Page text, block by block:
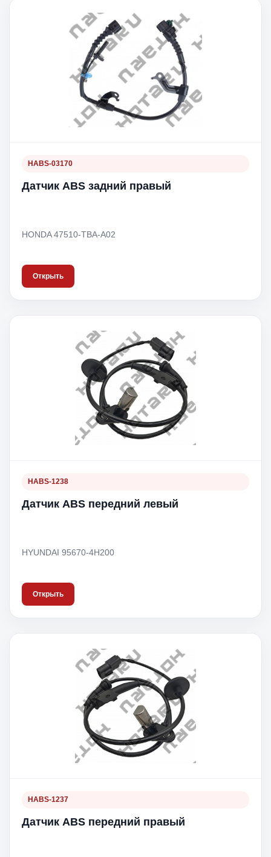
HABS-03170
Датчик ABS задний правый
HONDA 47510-TBA-A02
Открыть
HABS-1238
Датчик ABS передний левый
HYUNDAI 95670-4H200
Открыть
HABS-1237
Датчик ABS передний правый